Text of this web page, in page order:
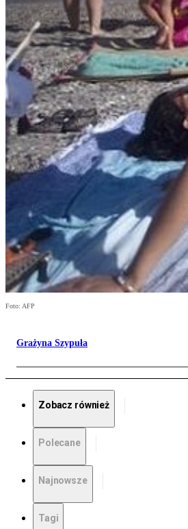
Foto: AFP
Grażyna Szypuła
Zobacz również
Polecane
Najnowsze
Tagi